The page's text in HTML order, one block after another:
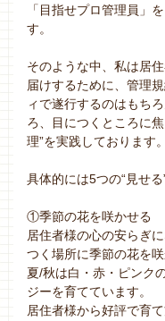
「目指せプロ管理員」
す。
そのような中、私は居
届けするために、管理
ィで遂行するのはもち
ろ、目につくところに
理”を実践しております。
具体的には5つの“見せる
①季節の花を咲かせる
居住者様の心の安らぎ
つく場所に季節の花を咲
夏/秋は白・赤・ピンク
ジーを育てています。
居住者様から好評で育